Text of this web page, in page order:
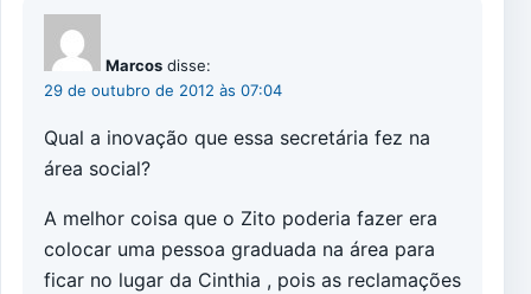
Marcos disse:
29 de outubro de 2012 às 07:04
Qual a inovação que essa secretária fez na
área social?
A melhor coisa que o Zito poderia fazer era
colocar uma pessoa graduada na área para
ficar no lugar da Cinthia , pois as reclamações